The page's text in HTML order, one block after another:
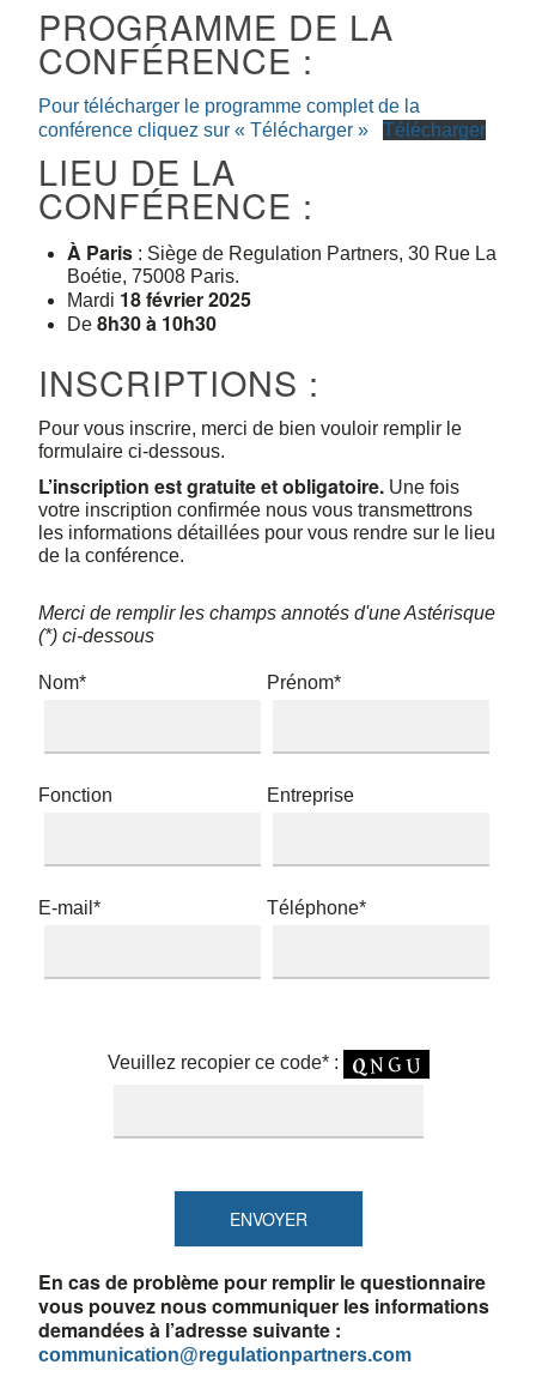
PROGRAMME DE LA
CONFÉRENCE :
Pour télécharger le programme complet de la
conférence cliquez sur « Télécharger »
Télécharger
LIEU DE LA
CONFÉRENCE :
À Paris: Siège de Regulation Partners, 30 Rue La
Boétie, 75008 Paris.
Mardi 18 février 2025
De 8h30à 10h30
INSCRIPTIONS :
Pour vous inscrire, merci de bien vouloir remplir le
formulaire ci-dessous.
L’inscription est gratuite et obligatoire.Une fois
votre inscription confirmée nous vous transmettrons
les informations détaillées pour vous rendre sur le lieu
de la conférence.
Merci de remplir les champs annotés d'une Astérisque
(*) ci-dessous
Nom* Prénom*
Fonction Entreprise
E-mail* Téléphone*
Veuillez recopier ce code* :
En cas de problème pour remplir le questionnaire
vous pouvez nous communiquer les informations
demandées à l’adresse suivante :
communication@regulationpartners.com